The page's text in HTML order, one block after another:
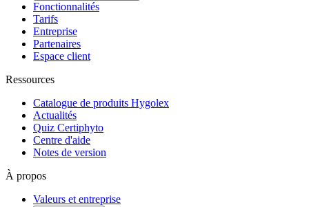
Fonctionnalités
Tarifs
Entreprise
Partenaires
Espace client
Ressources
Catalogue de produits Hygolex
Actualités
Quiz Certiphyto
Centre d'aide
Notes de version
À propos
Valeurs et entreprise